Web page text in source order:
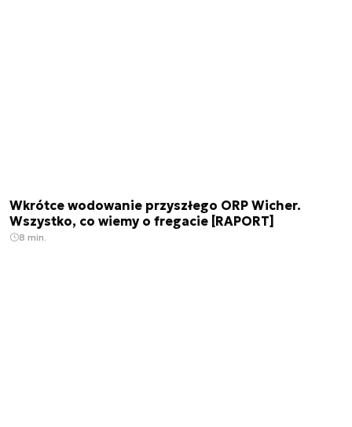
Wkrótce wodowanie przyszłego ORP Wicher.
Wszystko, co wiemy o fregacie [RAPORT]
8 min.